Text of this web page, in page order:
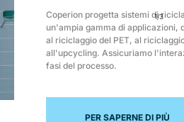
Coperion progetta sistemi di
un'ampia gamma di applicazioni,
al riciclaggio del PET, al
all'upcycling. Assicuriamo
fasi del processo.
PER SAPERNE DI PIÙ
1/3